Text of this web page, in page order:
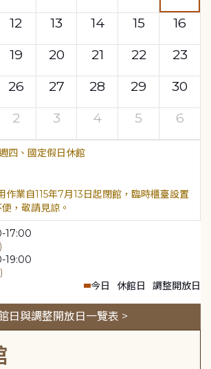
12 13 14 15
16
19 20 21 22
23
26 27 28 29
30
2 3 4 5 6
四、國定假日休館
作業自115年7月13日起閉館，臨時櫃臺設置
，敬請見諒。
17:00
19:00
今日 休館日 調整開放日
日與調整開放日一覽表 >